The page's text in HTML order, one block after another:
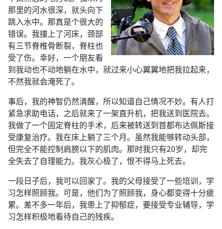
那里的河水很深，就头向下
跳入水中。那真是个很大的
错误。我撞上了河床，颈部
有三节脊椎骨断裂，脊柱也
受了伤。幸好，一个朋友看
到我动也不动地躺在水中，就过来小心翼翼地把我拉起来，
不然我就会淹死了。
事后，我的神智仍然清醒，所以知道自己情况不妙。有人打
紧急求助电话，之后就来了一架直升机，把我送到医院去。
我做了一个固定脊柱的手术，后来被转送到首都布达佩斯接
受康复治疗。我在床上躺了三个月。虽然我能够转动头部，
但完全不能控制肩膀以下的肌肉。那时我只有20岁，却完
全失去了自理能力。我灰心极了，恨不得马上死去。
一段日子后，我可以回家了。我的父母接受了一些培训，学
习怎样照顾我。可是，他们为了照顾我，身心都变得十分疲
累。差不多一年后，我患上了抑郁症，要接受专业辅导，学
习怎样积极地看待自己的残疾。